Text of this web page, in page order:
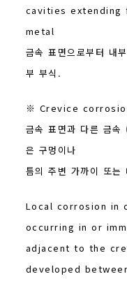
cavities
metal
금속 표면으로부터 내
부 부식.
※ Crevice
금속 표면과 다른 금속
은 구멍이나
틈의 주변 가까이 또는
Local corrosion in
occurring in or
adjacent to the
developed